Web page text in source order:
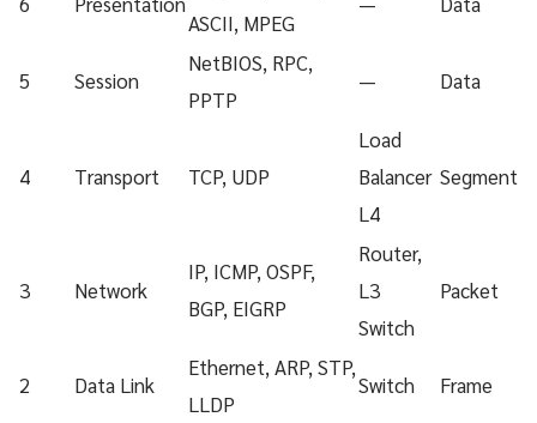
ASCII, MPEG
5 Session
NetBIOS, RPC,
PPTP
— Data
4 Transport TCP, UDP
Load
Balancer
L4
Segment
3 Network
IP, ICMP, OSPF,
BGP, EIGRP
Router,
L3
Switch
Packet
2 Data Link
Ethernet, ARP, STP,
LLDP
Switch Frame